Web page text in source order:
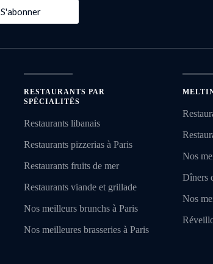
S'abonner
RESTAURANTS PAR
SPÉCIALITÉS
Restaurants libanais
Restaurants pizzerias à Paris
Restaurants fruits de mer
Restaurants viande et grillade
Nos meilleurs brunchs à Paris
Nos meilleures brasseries à Paris
Nos
Dîners
Nos